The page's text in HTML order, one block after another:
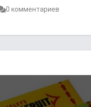
0 комментариев